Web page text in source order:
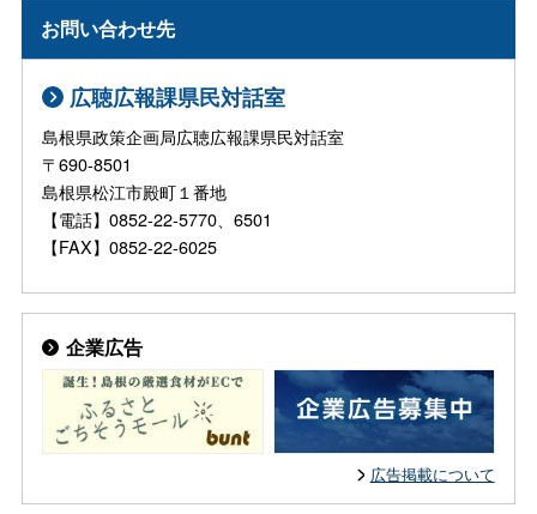
お問い合わせ先
広聴広報課県民対話室
島根県政策企画局広聴広報課県民対話室
〒690-8501
島根県松江市殿町１番地
【電話】0852-22-5770、6501
【FAX】0852-22-6025
企業広告
広告掲載について